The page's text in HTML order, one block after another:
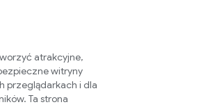
atrakcyjne,
witryny
przeglądarkach i dla
Ta strona